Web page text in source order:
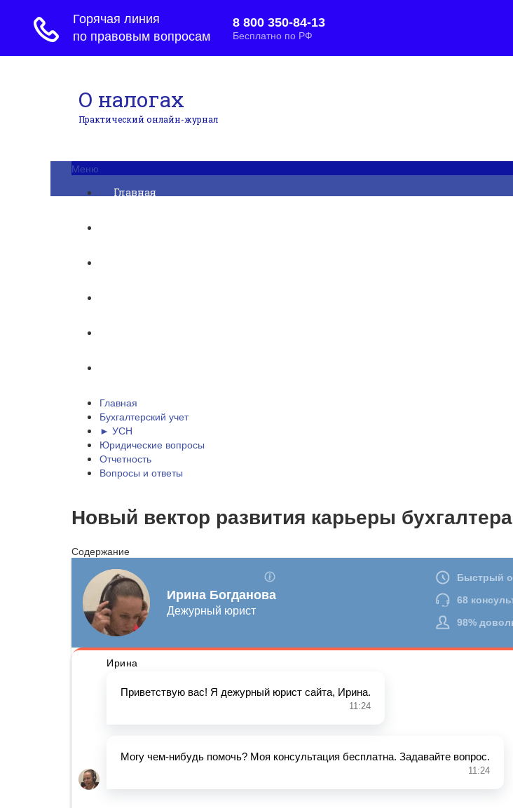
О налогах
Практический онлайн-журнал
Меню
Главная
Главная
Бухгалтерский учет
► УСН
Юридические вопросы
Отчетность
Вопросы и ответы
Новый вектор развития карьеры бухгалтера
Содержание